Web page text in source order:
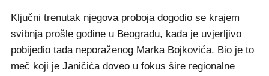
Ključni trenutak njegova proboja dogodio se krajem
svibnja prošle godine u Beogradu, kada je uvjerljivo
pobijedio tada neporaženog Marka Bojkovića. Bio je to
meč koji je Janičića doveo u fokus šire regionalne